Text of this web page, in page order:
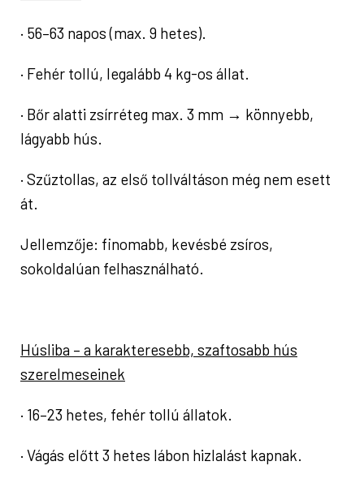
· 56–63 napos (max. 9 hetes).
· Fehér tollú, legalább 4 kg-os állat.
· Bőr alatti zsírréteg max. 3 mm → könnyebb,
lágyabb hús.
· Szűztollas, az első tollváltáson még nem esett
át.
Jellemzője: finomabb, kevésbé zsíros,
sokoldalúan felhasználható.
Húsliba – a karakteresebb, szaftosabb hús
szerelmeseinek
· 16–23 hetes, fehér tollú állatok.
· Vágás előtt 3 hetes lábon hizlalást kapnak.